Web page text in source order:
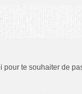
pour te souhaiter de